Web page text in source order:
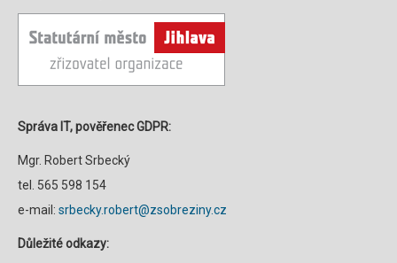
Správa IT, pověřenec GDPR:
Mgr. Robert Srbecký
tel. 565 598 154
e-mail: srbecky.robert@zsobreziny.cz
Důležité odkazy: